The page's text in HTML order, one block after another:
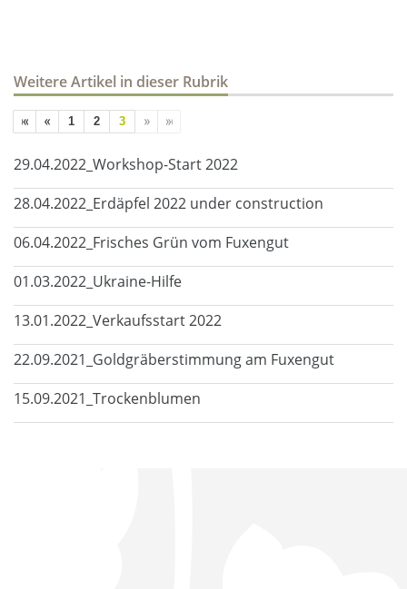
Weitere Artikel in dieser Rubrik
1 2 3
29.04.2022_Workshop-Start 2022
28.04.2022_Erdäpfel 2022 under construction
06.04.2022_Frisches Grün vom Fuxengut
01.03.2022_Ukraine-Hilfe
13.01.2022_Verkaufsstart 2022
22.09.2021_Goldgräberstimmung am Fuxengut
15.09.2021_Trockenblumen